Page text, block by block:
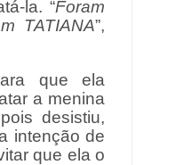
la. “Foram
TATIANA”,
que ela
a menina
desistiu,
intenção de
que ela o